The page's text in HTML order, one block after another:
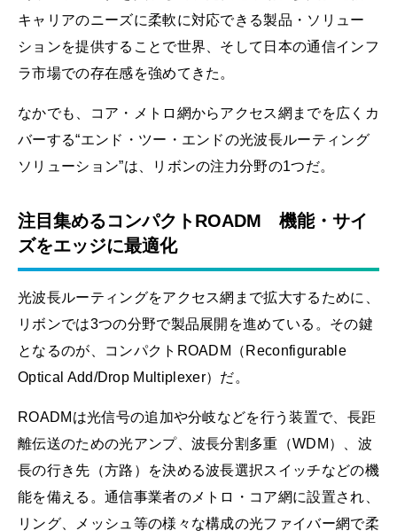
キャリアのニーズに柔軟に対応できる製品・ソリュー
ションを提供することで世界、そして日本の通信インフ
ラ市場での存在感を強めてきた。
なかでも、コア・メトロ網からアクセス網までを広くカ
バーする“エンド・ツー・エンドの光波長ルーティング
ソリューション”は、リボンの注力分野の1つだ。
注目集めるコンパクトROADM 機能・サイ
ズをエッジに最適化
光波長ルーティングをアクセス網まで拡大するために、
リボンでは3つの分野で製品展開を進めている。その鍵
となるのが、コンパクトROADM（Reconfigurable
Optical Add/Drop Multiplexer）だ。
ROADMは光信号の追加や分岐などを行う装置で、長距
離伝送のための光アンプ、波長分割多重（WDM）、波
長の行き先（方路）を決める波長選択スイッチなどの機
能を備える。通信事業者のメトロ・コア網に設置され、
リング、メッシュ等の様々な構成の光ファイバー網で柔